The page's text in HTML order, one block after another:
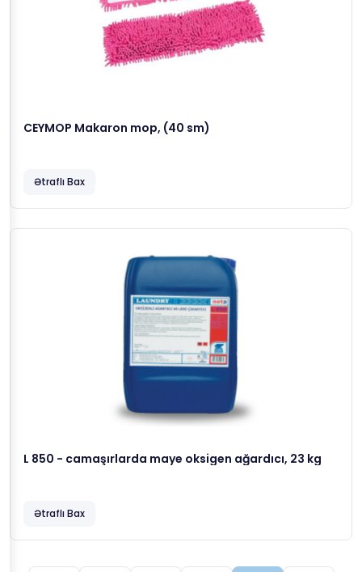
CEYMOP Makaron mop, (40 sm)
Ətraflı Bax
L 850 - camaşırlarda maye oksigen ağardıcı, 23 kg
Ətraflı Bax